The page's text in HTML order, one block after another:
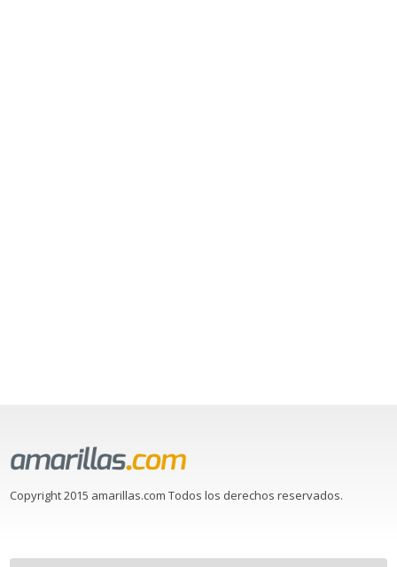
Copyright 2015 amarillas.com Todos los derechos reservados.